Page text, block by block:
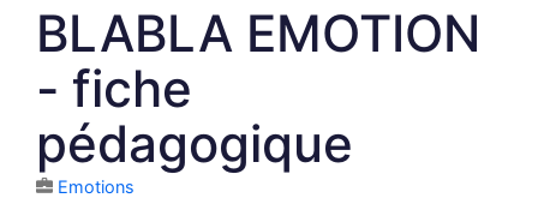
BLABLA EMOTION
- fiche
pédagogique
Emotions